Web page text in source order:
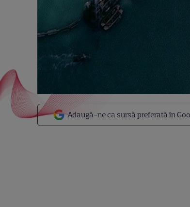
Adaugă-ne ca sursă preferată în